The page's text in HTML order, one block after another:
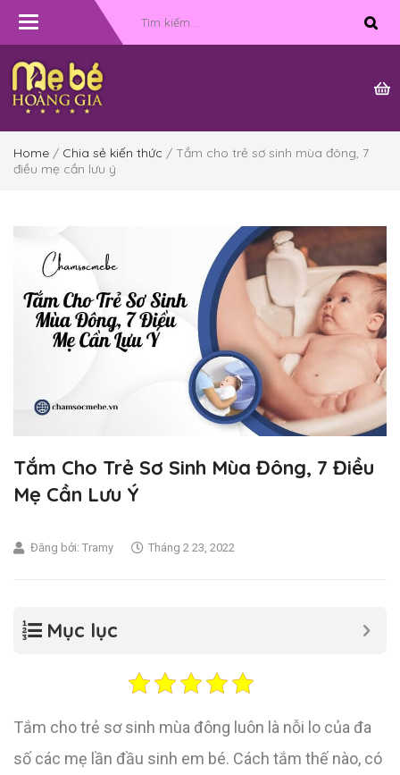
Toggle
Home / Chia sẻ kiến thức / Tắm cho trẻ sơ sinh mùa đông, 7
điều mẹ cần lưu ý
Tắm Cho Trẻ Sơ Sinh Mùa Đông, 7 Điều
Mẹ Cần Lưu Ý
Đăng bởi: Tramy Tháng 2 23, 2022
Mục lục
Tắm cho trẻ sơ sinh mùa đông luôn là nỗi lo của đa
số các mẹ lần đầu sinh em bé. Cách tắm thế nào, có